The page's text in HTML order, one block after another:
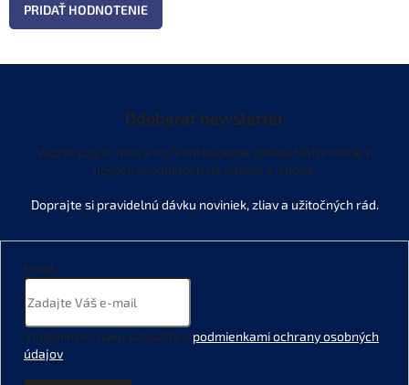
PRIDAŤ HODNOTENIE
Odoberať newsletter
Vložte svoj e-mail a my Vám budeme zasielať informácie o
nových produktoch na našom e-shope.
Email
Vložením e-mailu súhlasíte s podmienkami ochrany osobných
údajov.